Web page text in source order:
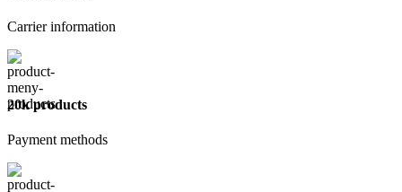
Carrier information
20k products
Payment methods